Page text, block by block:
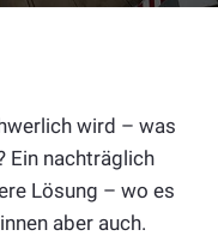
wird – was
Ein nachträglich
Lösung – wo es
aber auch.